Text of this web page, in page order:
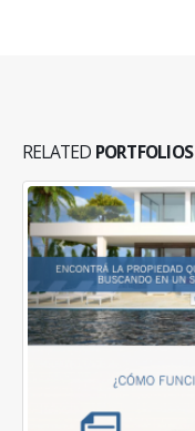
RELATED PORTFOLIOS